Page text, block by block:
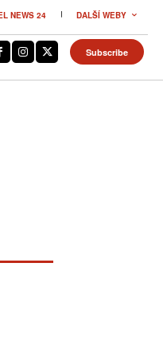
NEWS 24 DALŠÍ WEBY
Subscribe